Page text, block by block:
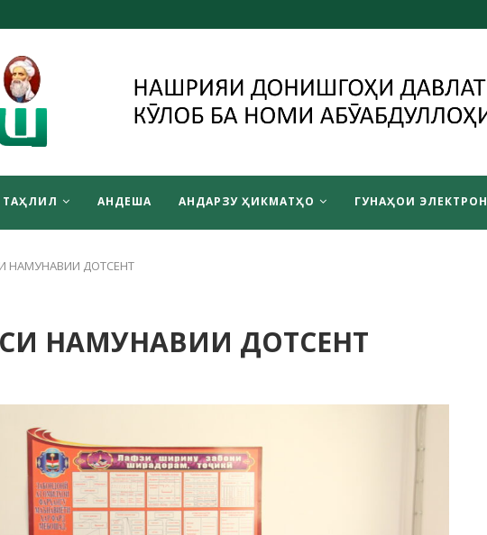
ТАҲЛИЛ АНДЕША АНДАРЗУ ҲИКМАТҲО ГУНАҲОИ ЭЛЕКТРОНӢ
НАМУНАВИИ ДОТСЕНТ
НАМУНАВИИ ДОТСЕНТ